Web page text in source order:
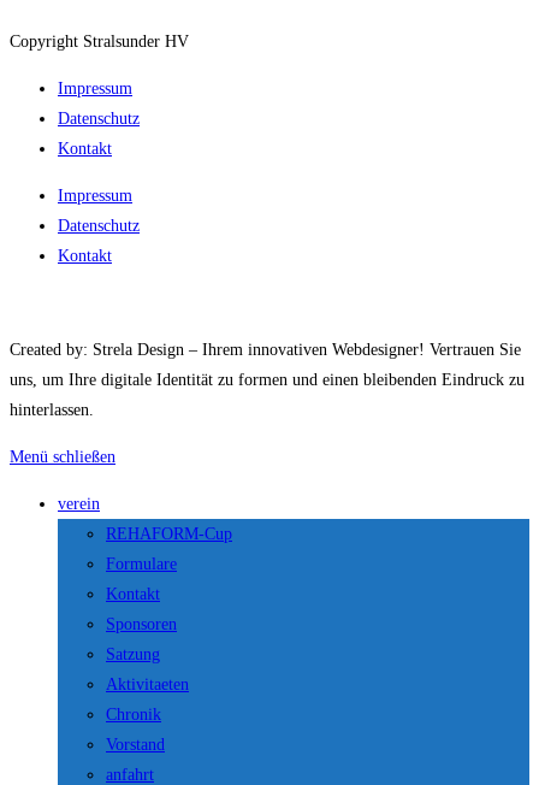
Copyright Stralsunder HV
Impressum
Datenschutz
Kontakt
Impressum
Datenschutz
Kontakt
Created by: Strela Design – Ihrem innovativen Webdesigner! Vertrauen Sie
uns, um Ihre digitale Identität zu formen und einen bleibenden Eindruck zu
hinterlassen.
Menü schließen
verein
REHAFORM-Cup
Formulare
Kontakt
Sponsoren
Satzung
Aktivitaeten
Chronik
Vorstand
anfahrt